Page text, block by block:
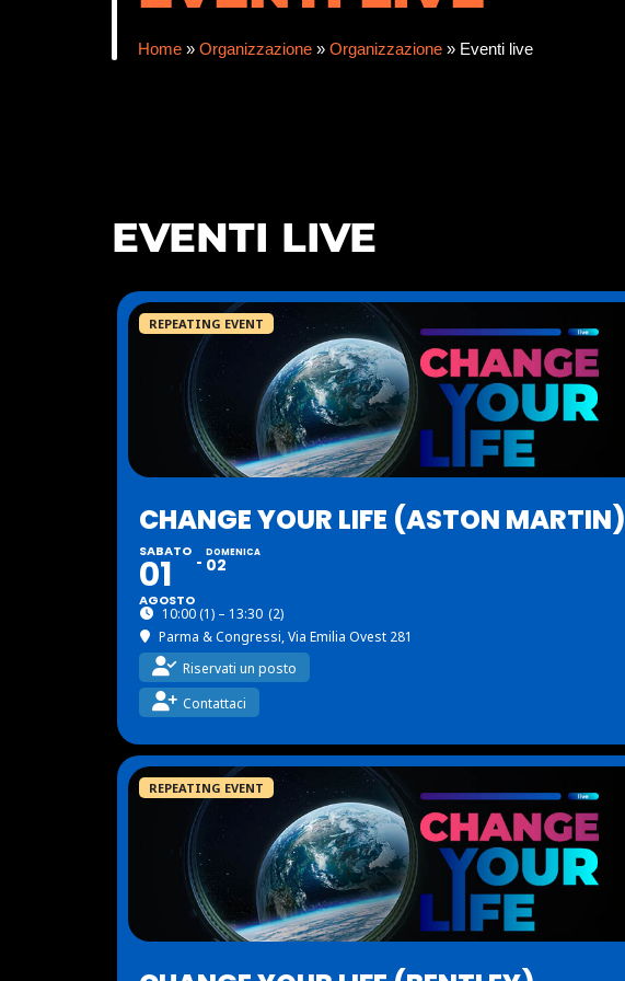
Home »Organizzazione »Organizzazione » Eventi live
EVENTI LIVE
CHANGE YOUR LIFE (ASTON MARTIN)
SABATO
01
AGOSTO
DOMENICA
02
10:00 (1) – 13:30 (2)
Parma & Congressi, Via Emilia Ovest 281
REPEATING EVENT
Riservati un posto
Contattaci
REPEATING EVENT